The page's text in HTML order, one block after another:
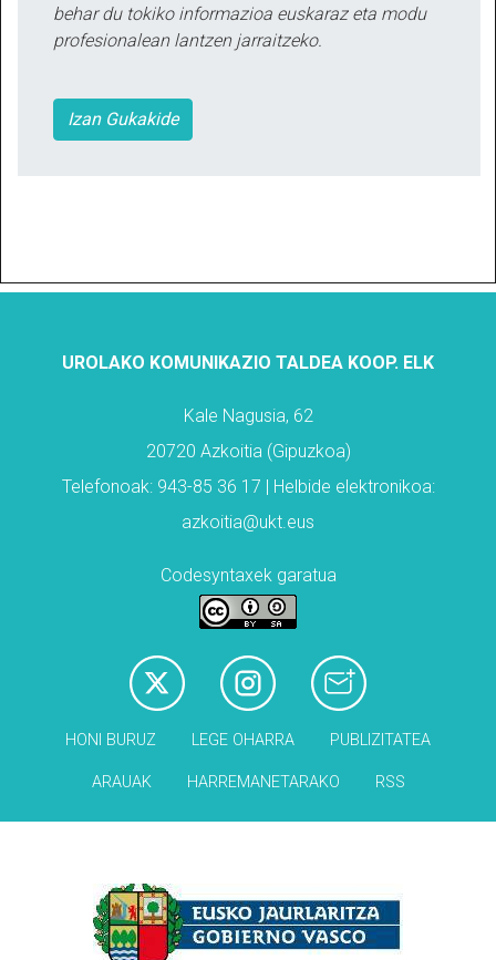
behar du tokiko informazioa euskaraz eta modu
profesionalean lantzen jarraitzeko.
Izan Gukakide
UROLAKO KOMUNIKAZIO TALDEA KOOP. ELK
Kale Nagusia, 62
20720 Azkoitia (Gipuzkoa)
Telefonoak: 943-85 36 17 | Helbide elektronikoa:
azkoitia@ukt.eus
Codesyntaxek garatua
HONI BURUZ LEGE OHARRA PUBLIZITATEA
ARAUAK HARREMANETARAKO RSS